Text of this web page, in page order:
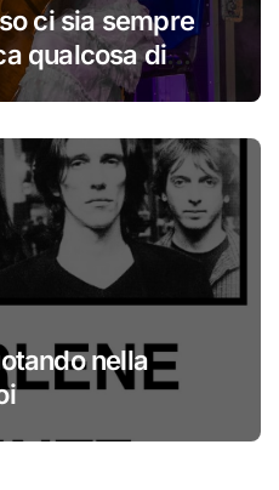
ci sia sempre
qualcosa di
nella